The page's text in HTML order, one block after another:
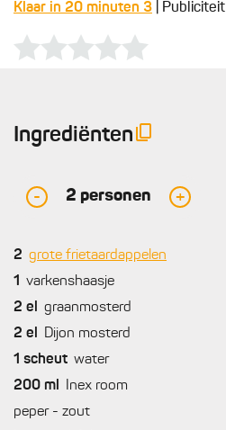
Klaar in 20 minuten 3 | Publiciteit
Ingrediënten
- 2 personen +
2 grote frietaardappelen
1
varkenshaasje
2 el
graanmosterd
2 el
Dijon mosterd
1 scheut water
200 ml
Inex room
peper - zout